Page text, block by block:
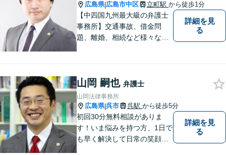
広島県|広島市中区 立町駅 から徒歩1分
【中四国九州最大級の弁護士
事務所】交通事故、借金問
題、離婚、相続など様々な問
い！
詳細を見
る
山岡 嗣也 弁護士
山岡法律事務所
広島県|呉市 呉駅 から徒歩5分
初回30分無料相談がありま
す！いま悩みを持つ方、1日で
も早く解決して日常の笑顔を
詳細を見
る